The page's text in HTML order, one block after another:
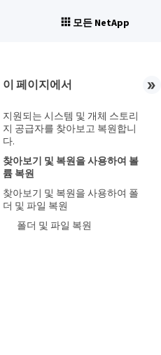
모든 NetApp
이 페이지에서
지원되는 시스템 및 개체 스토리
지 공급자를 찾아보고 복원합니
다.
찾아보기 및 복원을 사용하여 볼
륨 복원
찾아보기 및 복원을 사용하여 폴
더 및 파일 복원
폴더 및 파일 복원